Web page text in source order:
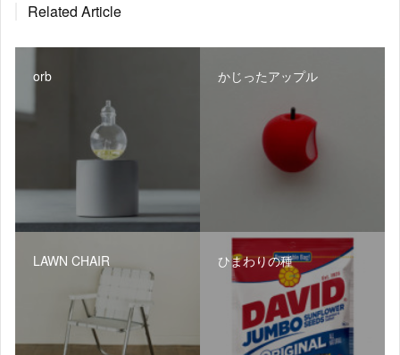
Related Article
orb かじったアップル
LAWN CHAIR ひまわりの種